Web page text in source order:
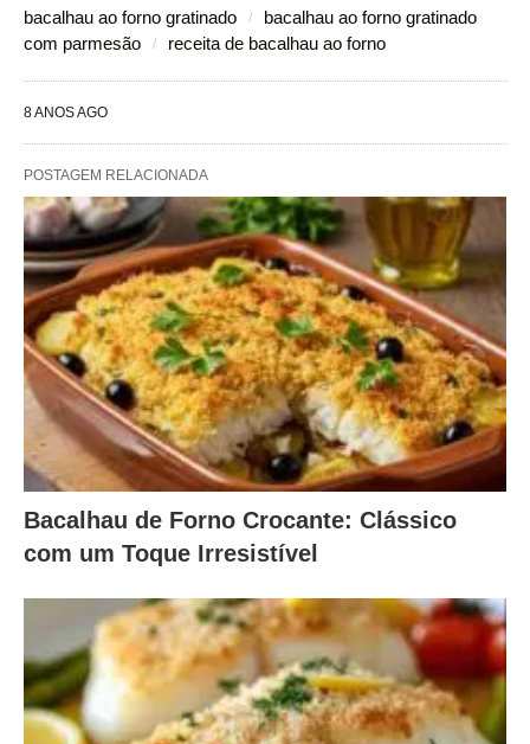
bacalhau ao forno gratinado
bacalhau ao forno gratinado
com parmesão
receita de bacalhau ao forno
8 ANOS AGO
POSTAGEM RELACIONADA
Bacalhau de Forno Crocante: Clássico
com um Toque Irresistível